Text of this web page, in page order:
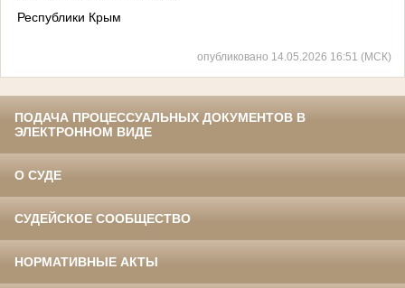
Республики Крым
опубликовано 14.05.2026 16:51 (МСК)
ПОДАЧА ПРОЦЕССУАЛЬНЫХ ДОКУМЕНТОВ В
ЭЛЕКТРОННОМ ВИДЕ
О СУДЕ
СУДЕЙСКОЕ СООБЩЕСТВО
НОРМАТИВНЫЕ АКТЫ